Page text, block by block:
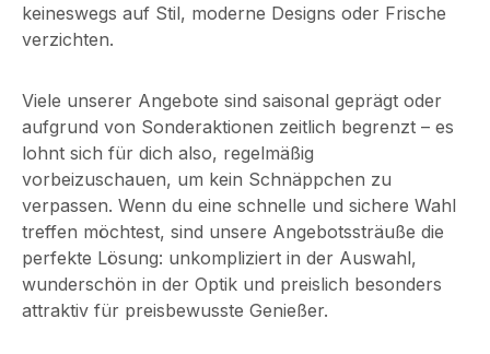
keineswegs auf Stil, moderne Designs oder Frische
verzichten.
Viele unserer Angebote sind saisonal geprägt oder
aufgrund von Sonderaktionen zeitlich begrenzt – es
lohnt sich für dich also, regelmäßig
vorbeizuschauen, um kein Schnäppchen zu
verpassen. Wenn du eine schnelle und sichere Wahl
treffen möchtest, sind unsere Angebotssträuße die
perfekte Lösung: unkompliziert in der Auswahl,
wunderschön in der Optik und preislich besonders
attraktiv für preisbewusste Genießer.